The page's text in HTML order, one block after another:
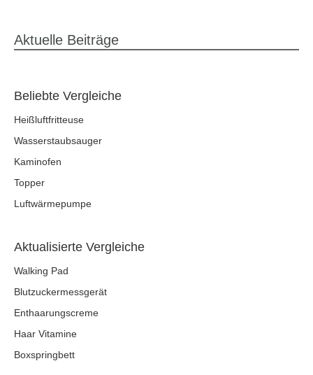
Aktuelle Beiträge
Beliebte Vergleiche
Heißluftfritteuse
Wasserstaubsauger
Kaminofen
Topper
Luftwärmepumpe
Aktualisierte Vergleiche
Walking Pad
Blutzuckermessgerät
Enthaarungscreme
Haar Vitamine
Boxspringbett